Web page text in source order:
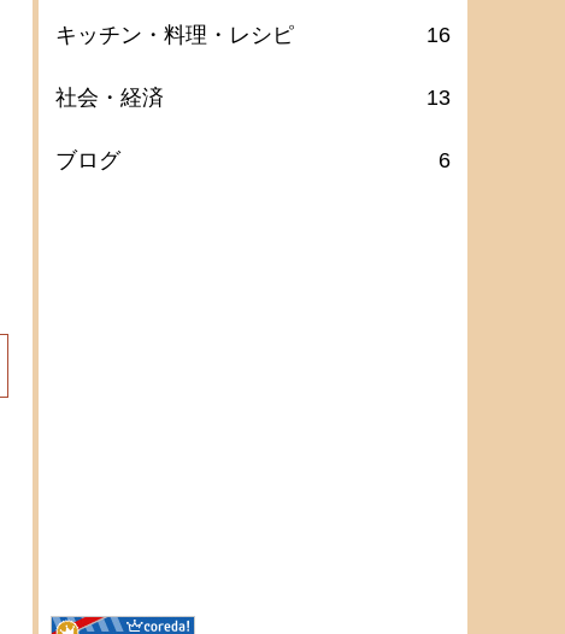
キッチン・料理・レシピ 16
社会・経済 13
ブログ 6